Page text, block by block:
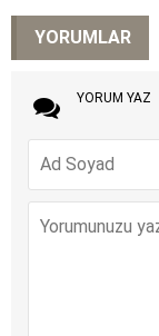
YORUMLAR
YORUM YAZ